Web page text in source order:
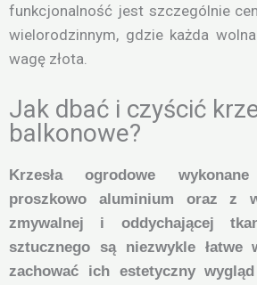
funkcjonalność jest szczególnie
wielorodzinnym, gdzie każda
wagę złota.
Jak dbać i czyścić
balkonowe?
Krzesła ogrodowe
proszkowo aluminium oraz z
zmywalnej i oddychającej
sztucznego są niezwykle łatwe
zachować ich estetyczny